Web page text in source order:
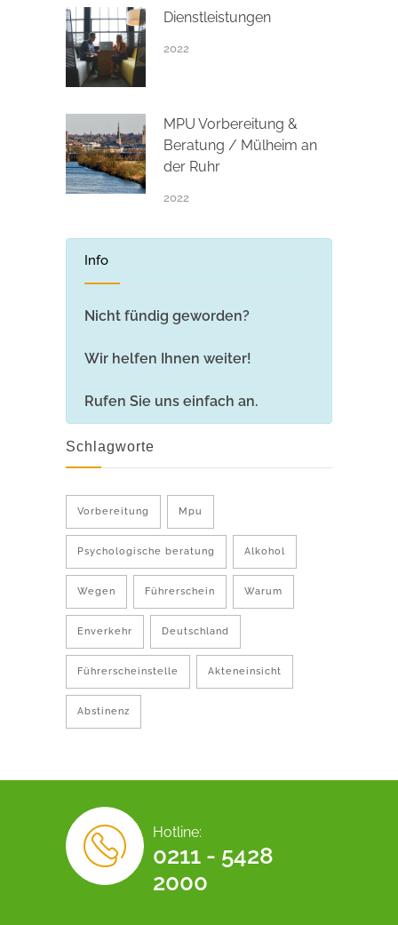
Dienstleistungen
2022
MPU Vorbereitung &
Beratung / Mülheim an
der Ruhr
2022
Info
Nicht fündig geworden?
Wir helfen Ihnen weiter!
Rufen Sie uns einfach an.
Schlagworte
Vorbereitung Mpu
Psychologische beratung Alkohol
Wegen Führerschein Warum
Enverkehr Deutschland
Führerscheinstelle Akteneinsicht
Abstinenz
Hotline:
0211 - 5428
2000